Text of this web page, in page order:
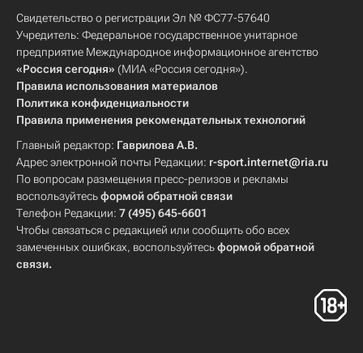
Свидетельство о регистрации Эл № ФС77-57640
Учредитель: Федеральное государственное унитарное
предприятие Международное информационное агентство
«Россия сегодня» (МИА «Россия сегодня»).
Правила использования материалов
Политика конфиденциальности
Правила применения рекомендательных технологий
Главный редактор: Гаврилова А.В.
Адрес электронной почты Редакции: r-sport.internet@ria.ru
По вопросам размещения пресс-релизов и рекламы
воспользуйтесьформой обратной связи
Телефон Редакции: 7 (495) 645-6601
Чтобы связаться с редакцией или сообщить обо всех
замеченных ошибках, воспользуйтесьформой обратной
связи.